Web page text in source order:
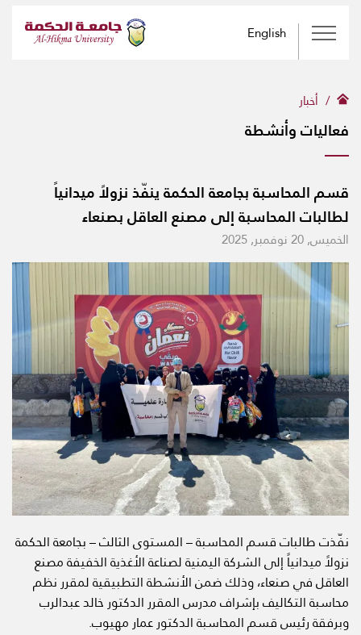
English
أخبار
فعاليات وأنشطة
قسم المحاسبة بجامعة الحكمة ينفّذ نزولاً ميدانياً
لطالبات المحاسبة إلى مصنع العاقل بصنعاء
الخميس, 20 نوفمبر, 2025
نفّذت طالبات قسم المحاسبة – المستوى الثالث – بجامعة الحكمة
نزولاً ميدانياً إلى الشركة اليمنية لصناعة الأغذية الخفيفة مصنع
العاقل في صنعاء، وذلك ضمن الأنشطة التطبيقية لمقرر نظم
محاسبة التكاليف بإشراف مدرس المقرر الدكتور خالد عبدالرب
وبرفقة رئيس قسم المحاسبة الدكتور عمار مهيوب.